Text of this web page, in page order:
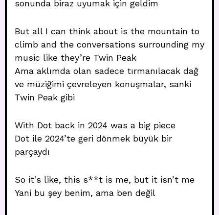
sonunda biraz uyumak için geldim
But all I can think about is the mountain to
climb and the conversations surrounding my
music like they’re Twin Peak
Ama aklımda olan sadece tırmanılacak dağ
ve müziğimi çevreleyen konuşmalar, sanki
Twin Peak gibi
With Dot back in 2024 was a big piece
Dot ile 2024’te geri dönmek büyük bir
parçaydı
So it’s like, this s**t is me, but it isn’t me
Yani bu şey benim, ama ben değil